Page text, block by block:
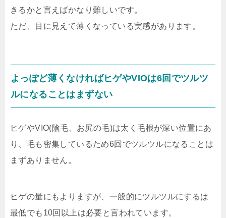
きるかと言えばかなり難しいです。
ただ、目に見えて薄くなっている実感があります。
よっぽど薄くなければヒゲやVIOは6回でツルツ
ルになることはまずない
ヒゲやVIO(陰毛、お尻の毛)は太く毛根が深い位置にあ
り、毛も密集しているため6回でツルツルになることは
まずありません。
ヒゲの量にもよりますが、一般的にツルツルにするは
最低でも10回以上は必要と言われています。